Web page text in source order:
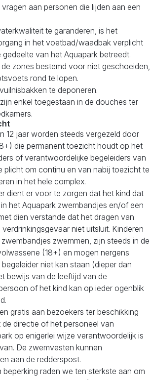
aan personen die lijden aan een
te garanderen, is het
in het voetbad/waadbak verplicht
van het Aquapark betreedt.
zones bestemd voor niet geschoeiden,
rond te lopen.
te deponeren.
enkel toegestaan in de douches ter
12 jaar worden steeds vergezeld door
die permanent toezicht houdt op het
of verantwoordelijke begeleiders van
plicht om continu en van nabij toezicht te
in het hele complex.
dient er voor te zorgen dat het kind dat
het Aquapark zwembandjes en/of een
dien verstande dat het dragen van
niet uitsluit. Kinderen
zwemmen, zijn steeds in de
(18+) en mogen nergens
niet kan staan (dieper dan
bewijs van de leeftijd van de
of het kind kan op ieder ogenblik
gratis aan bezoekers ter beschikking
directie of het personeel van
op enigerlei wijze verantwoordelijk is
De zwemvesten kunnen
aan de redderspost.
beperking raden we ten sterkste aan om